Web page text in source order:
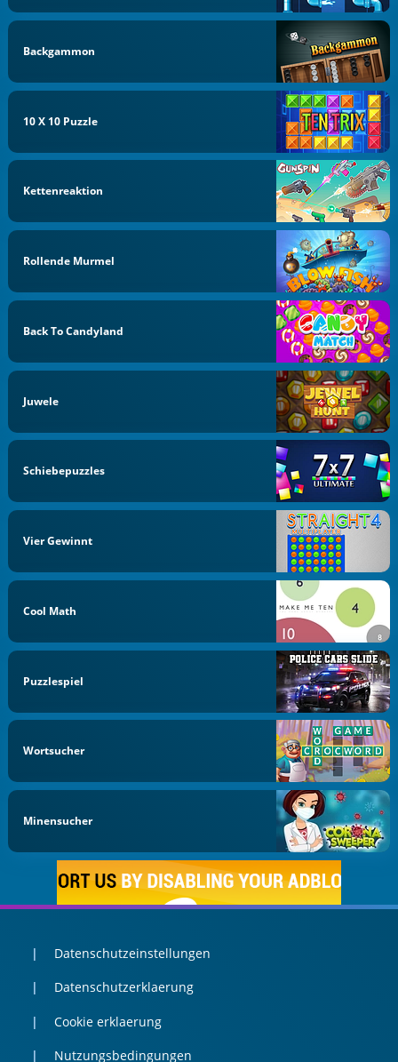
Backgammon
10 X 10 Puzzle
Kettenreaktion
Rollende Murmel
Back To Candyland
Juwele
Schiebepuzzles
Vier Gewinnt
Cool Math
Puzzlespiel
Wortsucher
Minensucher
Datenschutzeinstellungen
Datenschutzerklaerung
Cookie erklaerung
Nutzungsbedingungen